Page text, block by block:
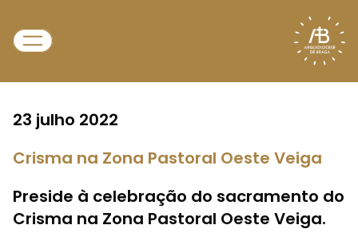
23 julho 2022
Crisma na Zona Pastoral Oeste Veiga
Preside à celebração do sacramento do
Crisma na Zona Pastoral Oeste Veiga.